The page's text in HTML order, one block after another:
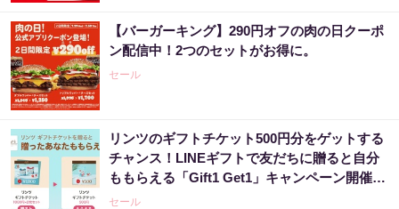
【バーガーキング】290円オフの肉の日クーポ
ン配信中！2つのセットがお得に。
セール
リンツのギフトチケット500円分をゲットする
チャンス！LINEギフトで友だちに贈ると自分
ももらえる「Gift1 Get1」キャンペーン開催
中。
セール